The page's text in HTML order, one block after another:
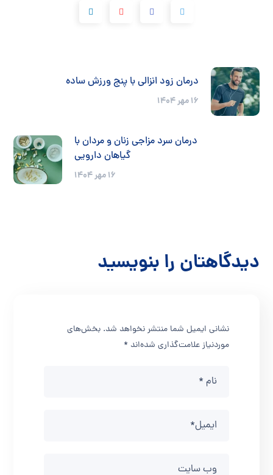
درمان زود انزالی با پنج ورزش ساده
۱۶ مهر ۱۴۰۴
درمان سرد مزاجی زنان و مردان با
گیاهان دارویی
۱۶ مهر ۱۴۰۴
دیدگاهتان را بنویسید
نشانی ایمیل شما منتشر نخواهد شد. بخش‌های
موردنیاز علامت‌گذاری شده‌اند*